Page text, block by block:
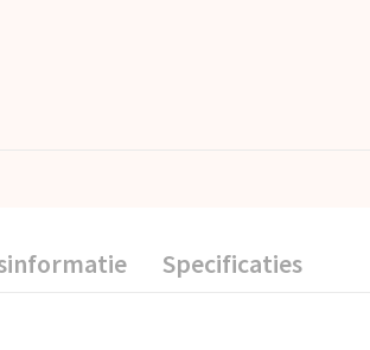
Specificaties